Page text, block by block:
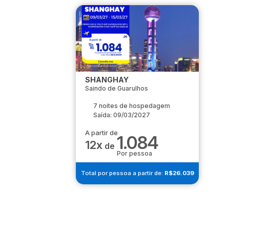
SHANGHAY
Saindo de Guarulhos
7 noites de hospedagem
Saída: 09/03/2027
A partir de
12x de 1.084
Por pessoa
Total por pessoa a partir de: R$26.039